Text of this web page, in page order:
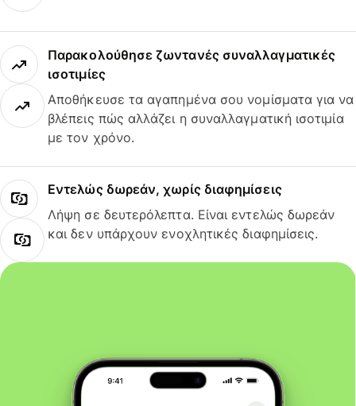
Παρακολούθησε ζωντανές συναλλαγματικές
ισοτιμίες
Αποθήκευσε τα αγαπημένα σου νομίσματα για να
βλέπεις πώς αλλάζει η συναλλαγματική ισοτιμία
με τον χρόνο.
Εντελώς δωρεάν, χωρίς διαφημίσεις
Λήψη σε δευτερόλεπτα. Είναι εντελώς δωρεάν
και δεν υπάρχουν ενοχλητικές διαφημίσεις.